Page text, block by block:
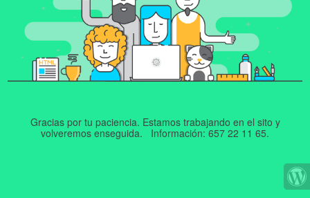
Gracias por tu paciencia. Estamos trabajando en el sito y
volveremos enseguida. Información: 657 22 11 65.